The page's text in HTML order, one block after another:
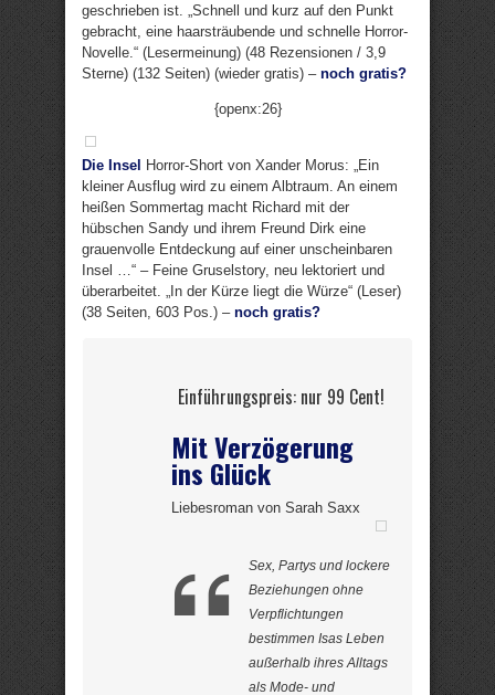
geschrieben ist. „Schnell und kurz auf den Punkt
gebracht, eine haarsträubende und schnelle Horror-
Novelle.“ (Lesermeinung) (48 Rezensionen / 3,9
Sterne) (132 Seiten) (wieder gratis) – noch gratis?
{openx:26}
Die Insel
Horror-Short von Xander Morus: „Ein
kleiner Ausflug wird zu einem Albtraum. An einem
heißen Sommertag macht Richard mit der
hübschen Sandy und ihrem Freund Dirk eine
grauenvolle Entdeckung auf einer unscheinbaren
Insel …“ – Feine Gruselstory, neu lektoriert und
überarbeitet. „In der Kürze liegt die Würze“ (Leser)
(38 Seiten, 603 Pos.) – noch gratis?
Einführungspreis: nur 99 Cent!
Mit Verzögerung
ins Glück
Liebesroman von Sarah Saxx
Sex, Partys und lockere
Beziehungen ohne
Verpflichtungen
bestimmen Isas Leben
außerhalb ihres Alltags
als Mode- und